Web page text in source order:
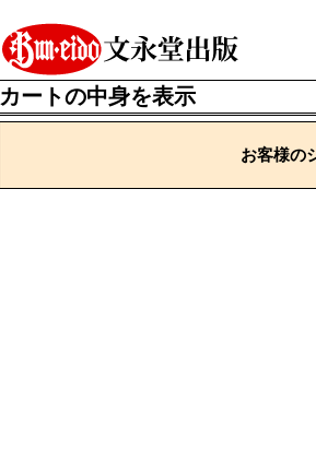
カートの中身を表示
お客様の